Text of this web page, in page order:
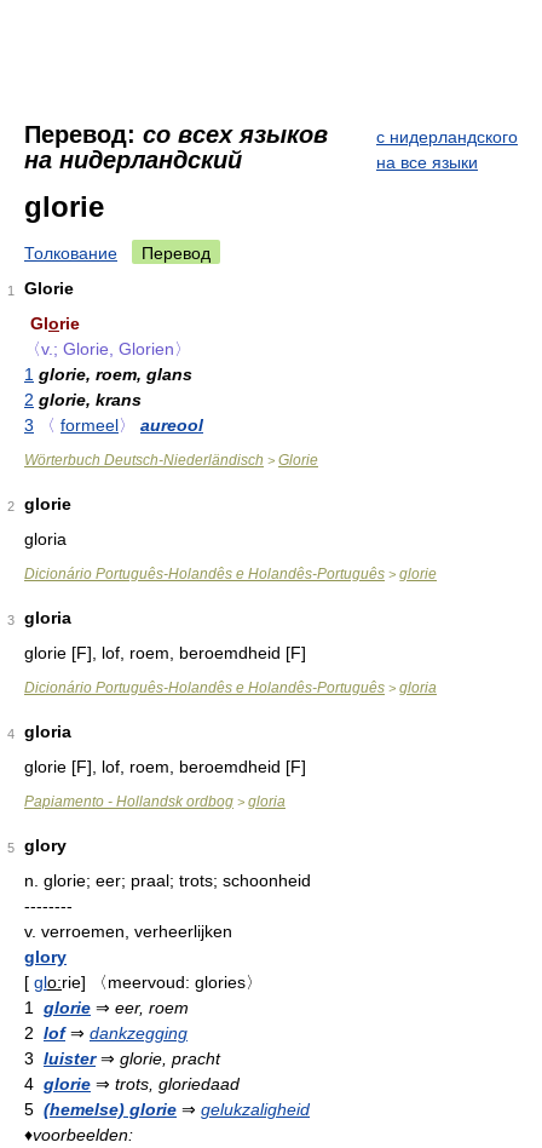
Перевод: со всех языков
на нидерландский
с нидерландского
на все языки
glorie
Толкование Перевод
1
Glorie
Glorie
〈v.; Glorie, Glorien〉
1 glorie, roem, glans
2 glorie, krans
3
〈 formeel〉 aureool
Wörterbuch Deutsch-Niederländisch > Glorie
2
glorie
gloria
Dicionário Português-Holandês e Holandês-Português > glorie
3
gloria
glorie [F], lof, roem, beroemdheid [F]
Dicionário Português-Holandês e Holandês-Português > gloria
4
gloria
glorie [F], lof, roem, beroemdheid [F]
Papiamento - Hollandsk ordbog > gloria
5
glory
n. glorie; eer; praal; trots; schoonheid
--------
v. verroemen, verheerlijken
glory
[ glo:rie]
〈meervoud: glories〉
1
glorie ⇒ eer, roem
2 lof⇒ dankzegging
3 luister⇒ glorie, pracht
4 glorie ⇒ trots, gloriedaad
5 (hemelse) glorie ⇒ gelukzaligheid
♦voorbeelden: